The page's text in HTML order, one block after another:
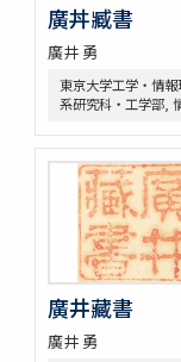
廣丼臧書
廣井 勇
東京大学工学・情
系研究科・工学部,
廣井藏書
廣井 勇